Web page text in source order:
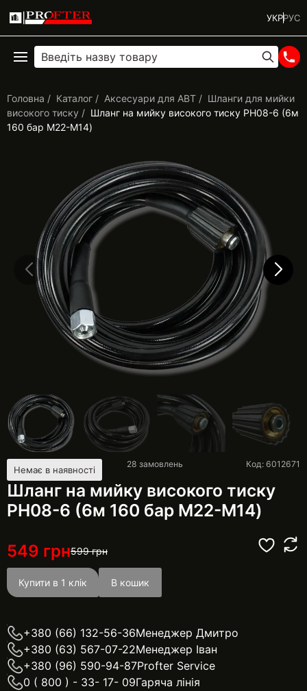
УКРРУС
Головна Каталог Аксесуари для АВТ
Шланги для мийки
високого тиску
Шланг на мийку високого тиску PH08-6 (6м
160 бар М22-М14)
Немає в наявності
Шланг на мийку високого тиску
PH08-6 (6м 160 бар М22-М14)
Код: 6012671
28 замовлень
549 грн599грн
Купити в 1 клік В кошик
+380 (66) 132-56-36Менеджер Дмитро
+380 (63) 567-07-22Менеджер Іван
+380 (96) 590-94-87Profter Service
0 ( 800 ) - 33- 17- 09Гаряча лінія